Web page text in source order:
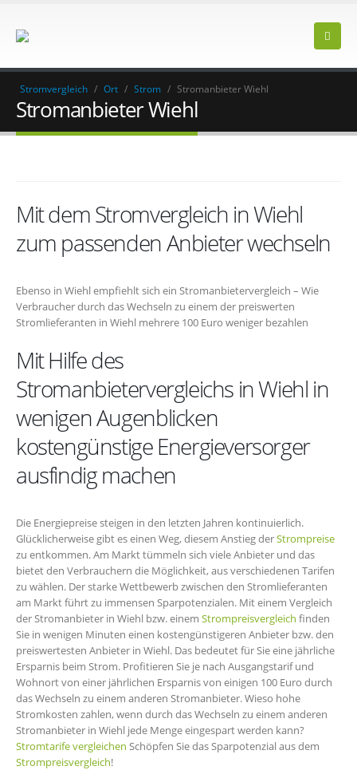
Stromvergleich / Ort / Strom / Stromanbieter Wiehl
Stromanbieter Wiehl
Mit dem Stromvergleich in Wiehl
zum passenden Anbieter wechseln
Ebenso in Wiehl empfiehlt sich ein Stromanbietervergleich – Wie
Verbraucher durch das Wechseln zu einem der preiswerten
Stromlieferanten in Wiehl mehrere 100 Euro weniger bezahlen
Mit Hilfe des
Stromanbietervergleichs in Wiehl in
wenigen Augenblicken
kostengünstige Energieversorger
ausfindig machen
Die Energiepreise steigen in den letzten Jahren kontinuierlich.
Glücklicherweise gibt es einen Weg, diesem Anstieg derStrompreise
zu entkommen. Am Markt tümmeln sich viele Anbieter und das
bietet den Verbrauchern die Möglichkeit, aus verschiedenen Tarifen
zu wählen. Der starke Wettbewerb zwischen den Stromlieferanten
am Markt führt zu immensen Sparpotenzialen. Mit einem Vergleich
der Stromanbieter in Wiehl bzw. einem Strompreisvergleich finden
Sie in wenigen Minuten einen kostengünstigeren Anbieter bzw. den
preiswertesten Anbieter in Wiehl. Das bedeutet für Sie eine jährliche
Ersparnis beim Strom. Profitieren Sie je nach Ausgangstarif und
Wohnort von einer jährlichen Ersparnis von einigen 100 Euro durch
das Wechseln zu einem anderen Stromanbieter. Wieso hohe
Stromkosten zahlen, wenn durch das Wechseln zu einem anderen
Stromanbieter in Wiehl jede Menge eingespart werden kann?
Stromtarife vergleichen Schöpfen Sie das Sparpotenzial aus dem
Strompreisvergleich!